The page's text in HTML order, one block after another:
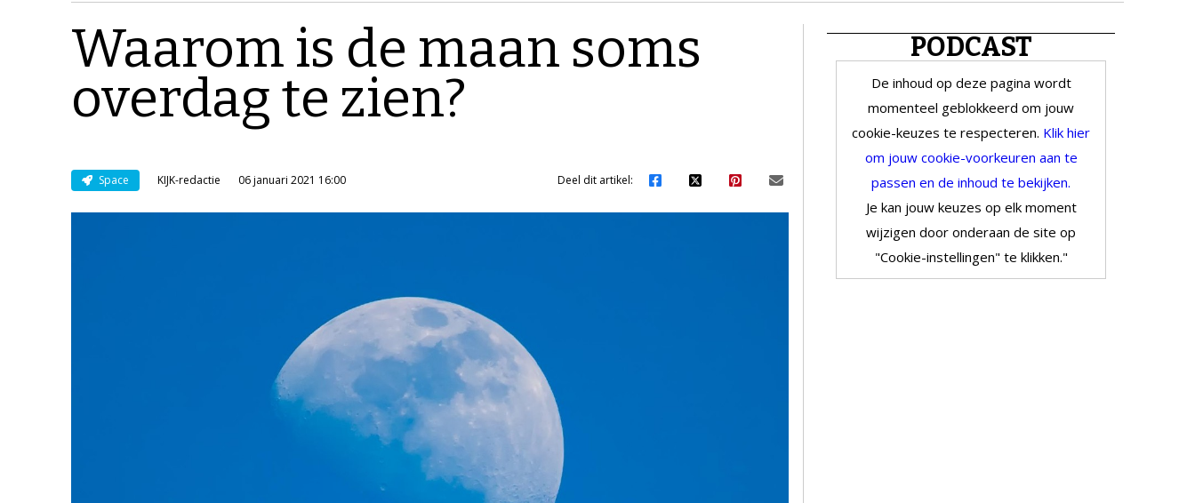
Waarom is de maan soms
overdag te zien?
Space KIJK-redactie 06 januari 2021 16:00 Deel dit artikel:
PODCAST
De inhoud op deze pagina wordt
momenteel geblokkeerd om jouw
cookie-keuzes te respecteren. Klik hier
om jouw cookie-voorkeuren aan te
passen en de inhoud te bekijken.
Je kan jouw keuzes op elk moment
wijzigen door onderaan de site op
"Cookie-instellingen" te klikken."